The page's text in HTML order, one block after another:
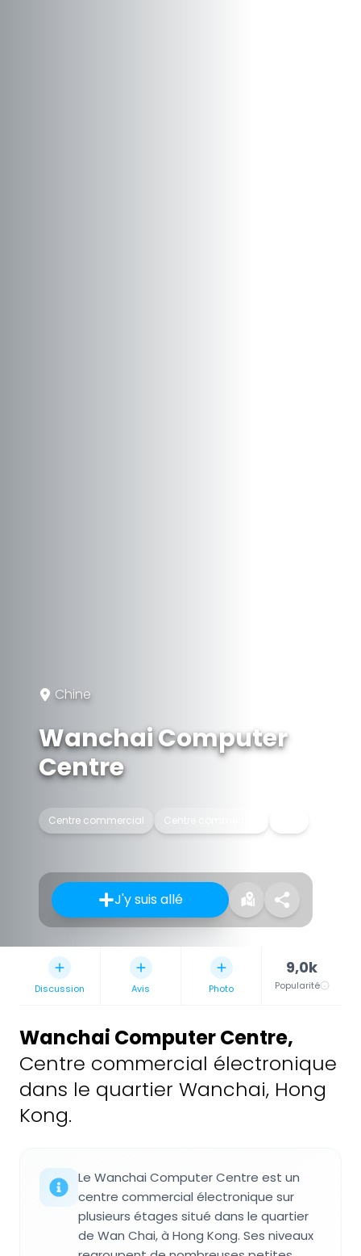
Chine
Wanchai Computer
Centre
Centre commercial Centre commercial
J'y suis allé
Discussion Avis Photo
9,0k
Popularité
Wanchai Computer Centre,
Centre commercial électronique
dans le quartier Wanchai, Hong
Kong.
Le Wanchai Computer Centre est un
centre commercial électronique sur
plusieurs étages situé dans le quartier
de Wan Chai, à Hong Kong. Ses niveaux